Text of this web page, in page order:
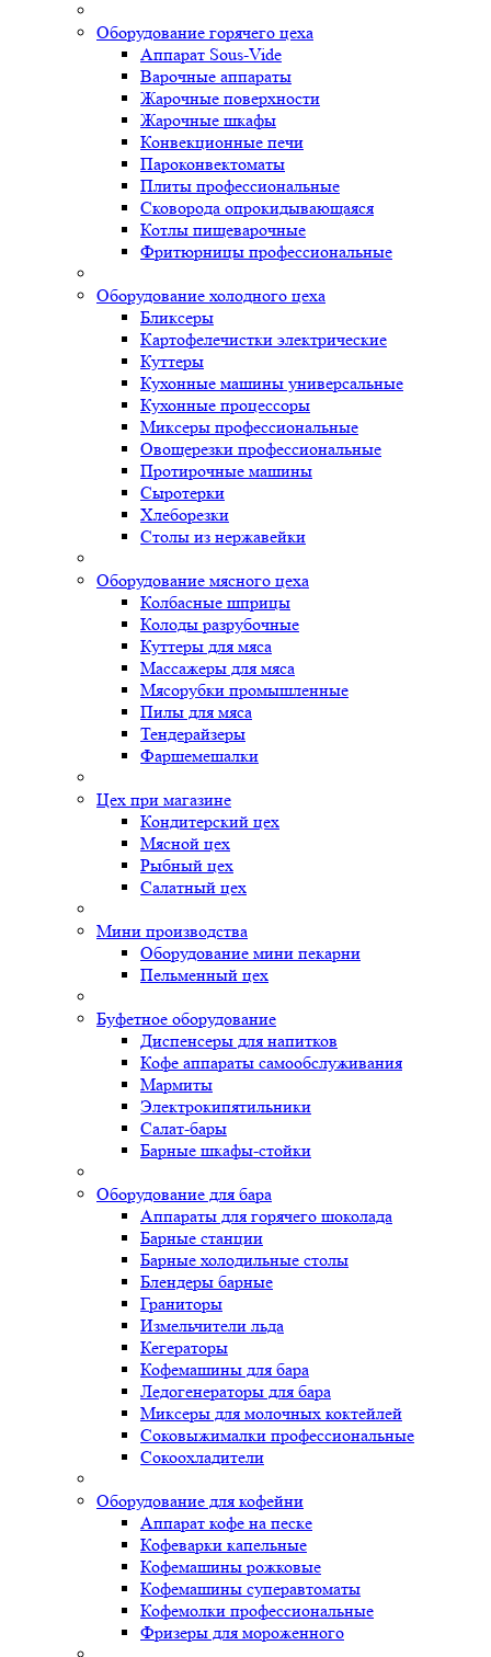
Оборудование горячего цеха
Аппарат Sous-Vide
Варочные аппараты
Жарочные поверхности
Жарочные шкафы
Конвекционные печи
Пароконвектоматы
Плиты профессиональные
Сковорода опрокидывающаяся
Котлы пищеварочные
Фритюрницы профессиональные
Оборудование холодного цеха
Бликсеры
Картофелечистки электрические
Куттеры
Кухонные машины универсальные
Кухонные процессоры
Миксеры профессиональные
Овощерезки профессиональные
Протирочные машины
Сыротерки
Хлеборезки
Столы из нержавейки
Оборудование мясного цеха
Колбасные шприцы
Колоды разрубочные
Куттеры для мяса
Массажеры для мяса
Мясорубки промышленные
Пилы для мяса
Тендерайзеры
Фаршемешалки
Цех при магазине
Кондитерский цех
Мясной цех
Рыбный цех
Салатный цех
Мини производства
Оборудование мини пекарни
Пельменный цех
Буфетное оборудование
Диспенсеры для напитков
Кофе аппараты самообслуживания
Мармиты
Электрокипятильники
Cалат-бары
Барные шкафы-стойки
Оборудование для бара
Аппараты для горячего шоколада
Барные станции
Барные холодильные столы
Блендеры барные
Граниторы
Измельчители льда
Кегераторы
Кофемашины для бара
Ледогенераторы для бара
Миксеры для молочных коктейлей
Соковыжималки профессиональные
Сокоохладители
Оборудование для кофейни
Аппарат кофе на песке
Кофеварки капельные
Кофемашины рожковые
Кофемашины суперавтоматы
Кофемолки профессиональные
Фризеры для мороженного